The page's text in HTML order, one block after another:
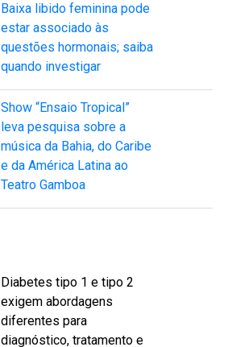
Baixa libido feminina pode
estar associado às
questões hormonais; saiba
quando investigar
Show “Ensaio Tropical”
leva pesquisa sobre a
música da Bahia, do Caribe
e da América Latina ao
Teatro Gamboa
Diabetes tipo 1 e tipo 2
exigem abordagens
diferentes para
diagnóstico, tratamento e